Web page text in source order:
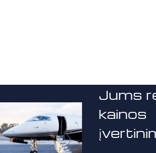
Jums
kainos